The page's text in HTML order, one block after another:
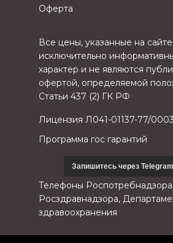
Запишитесь через
Все цены, указанные на
исключительно
характер и не являются
офертой, определяемой
Статьи 437 (2) ГК РФ
Лицензия Л041-01137-77/
Оферта
Программа гос гарантий
Телефоны
Росздравнадзора,
здравоохранения